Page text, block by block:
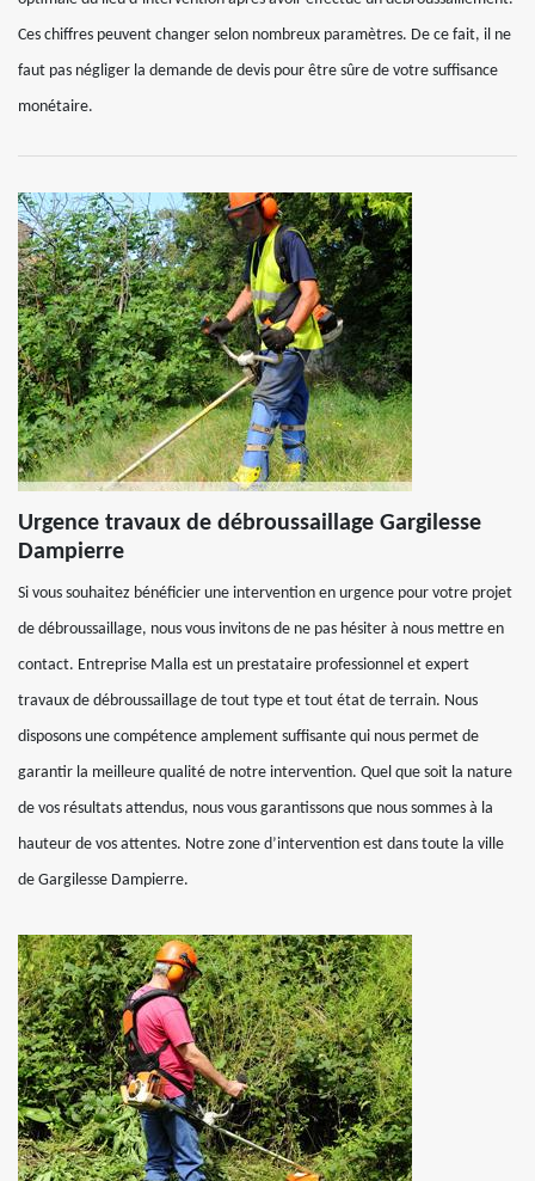
Ces chiffres peuvent changer selon nombreux paramètres. De ce fait, il ne
faut pas négliger la demande de devis pour être sûre de votre suffisance
monétaire.
Urgence travaux de débroussaillage Gargilesse
Dampierre
Si vous souhaitez bénéficier une intervention en urgence pour votre projet
de débroussaillage, nous vous invitons de ne pas hésiter à nous mettre en
contact. Entreprise Malla est un prestataire professionnel et expert
travaux de débroussaillage de tout type et tout état de terrain. Nous
disposons une compétence amplement suffisante qui nous permet de
garantir la meilleure qualité de notre intervention. Quel que soit la nature
de vos résultats attendus, nous vous garantissons que nous sommes à la
hauteur de vos attentes. Notre zone d’intervention est dans toute la ville
de Gargilesse Dampierre.